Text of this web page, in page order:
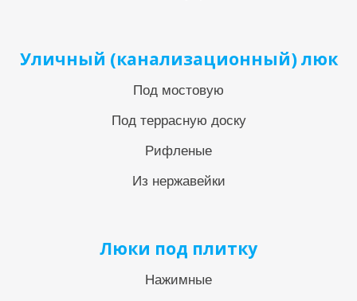
Уличный (канализационный) люк
Под мостовую
Под террасную доску
Рифленые
Из нержавейки
Люки под плитку
Нажимные